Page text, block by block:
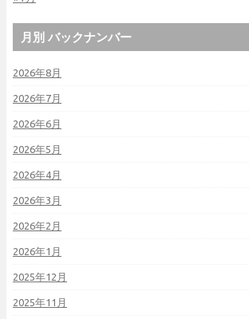
月別 バックナンバー
2026年8月
2026年7月
2026年6月
2026年5月
2026年4月
2026年3月
2026年2月
2026年1月
2025年12月
2025年11月